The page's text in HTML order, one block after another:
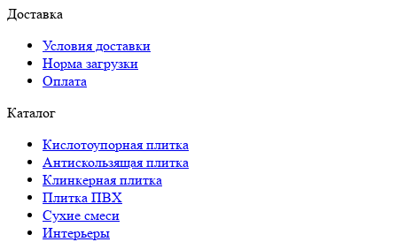
Доставка
Условия доставки
Норма загрузки
Оплата
Каталог
Кислотоупорная плитка
Антискользящая плитка
Клинкерная плитка
Плитка ПВХ
Сухие смеси
Интерьеры